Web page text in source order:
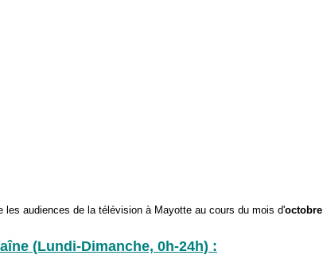
les audiences de la télévision à Mayotte au cours du mois d'octobre
(Lundi-Dimanche, 0h-24h) :